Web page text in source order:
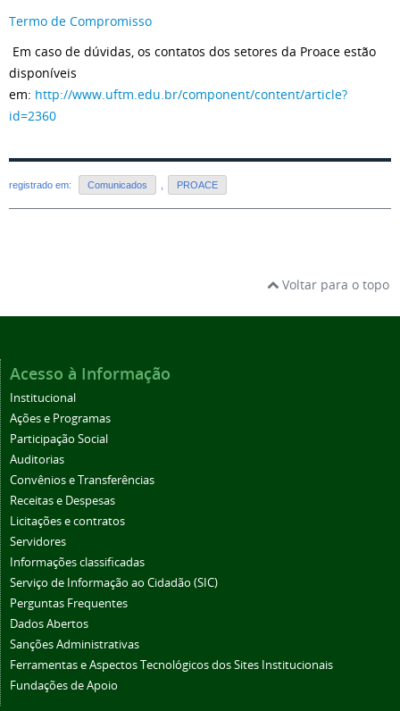
Termo de Compromisso
Em caso de dúvidas, os contatos dos setores da Proace estão
disponíveis
em: http://www.uftm.edu.br/component/content/article?
id=2360
registrado em: Comunicados PROACE
Voltar para o topo
Acesso à Informação
Institucional
Ações e Programas
Participação Social
Auditorias
Convênios e Transferências
Receitas e Despesas
Licitações e contratos
Servidores
Informações classificadas
Serviço de Informação ao Cidadão (SIC)
Perguntas Frequentes
Dados Abertos
Sanções Administrativas
Ferramentas e Aspectos Tecnológicos dos Sites Institucionais
Fundações de Apoio